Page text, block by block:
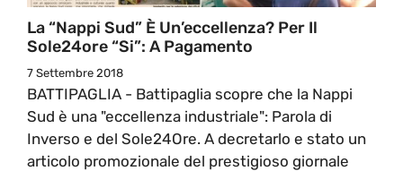
La “Nappi Sud” È Un’eccellenza? Per Il
Sole24ore “Si”: A Pagamento
7 Settembre 2018
BATTIPAGLIA - Battipaglia scopre che la Nappi
Sud è una "eccellenza industriale": Parola di
Inverso e del Sole24Ore. A decretarlo e stato un
articolo promozionale del prestigioso giornale